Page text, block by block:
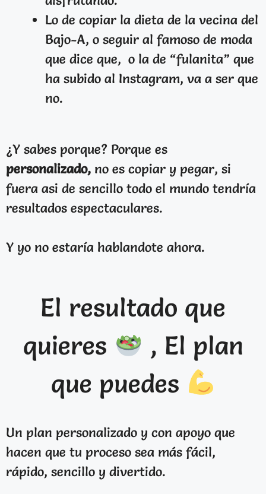
Lo de copiar la dieta de la vecina del
Bajo-A, o seguir al famoso de moda
que dice que, o la de “fulanita” que
ha subido al Instagram, va a ser que
no.
¿Y sabes porque? Porque es
personalizado, no es copiar y pegar, si
fuera asi de sencillo todo el mundo tendría
resultados espectaculares.
Y yo no estaría hablandote ahora.
El resultado que
quieres
, El plan
que puedes
Un plan personalizado y con apoyo que
hacen que tu proceso sea más fácil,
rápido, sencillo y divertido.